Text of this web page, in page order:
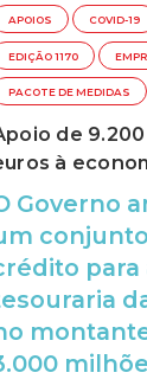
APOIOS COVID-19
EDIÇÃO 1170
PACOTE DE MEDIDAS
de
à
Governo
para